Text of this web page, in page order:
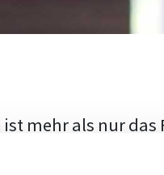
ist mehr als nur das
die Fähigkeit,